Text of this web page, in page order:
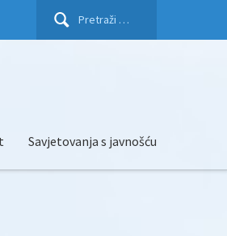
Pretraži:
Savjetovanja s javnošću